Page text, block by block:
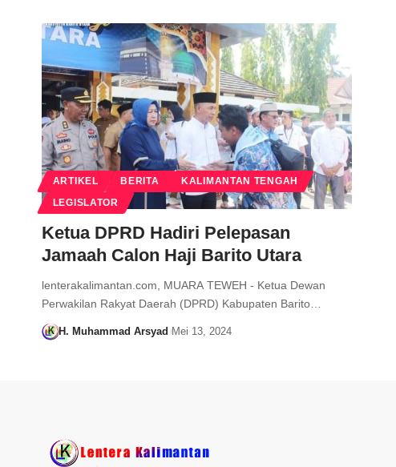
ARTIKEL BERITA KALIMANTAN TENGAH
LEGISLATOR
Ketua DPRD Hadiri Pelepasan
Jamaah Calon Haji Barito Utara
lenterakalimantan.com, MUARA TEWEH - Ketua Dewan
Perwakilan Rakyat Daerah (DPRD) Kabupaten Barito…
H. Muhammad Arsyad Mei 13, 2024